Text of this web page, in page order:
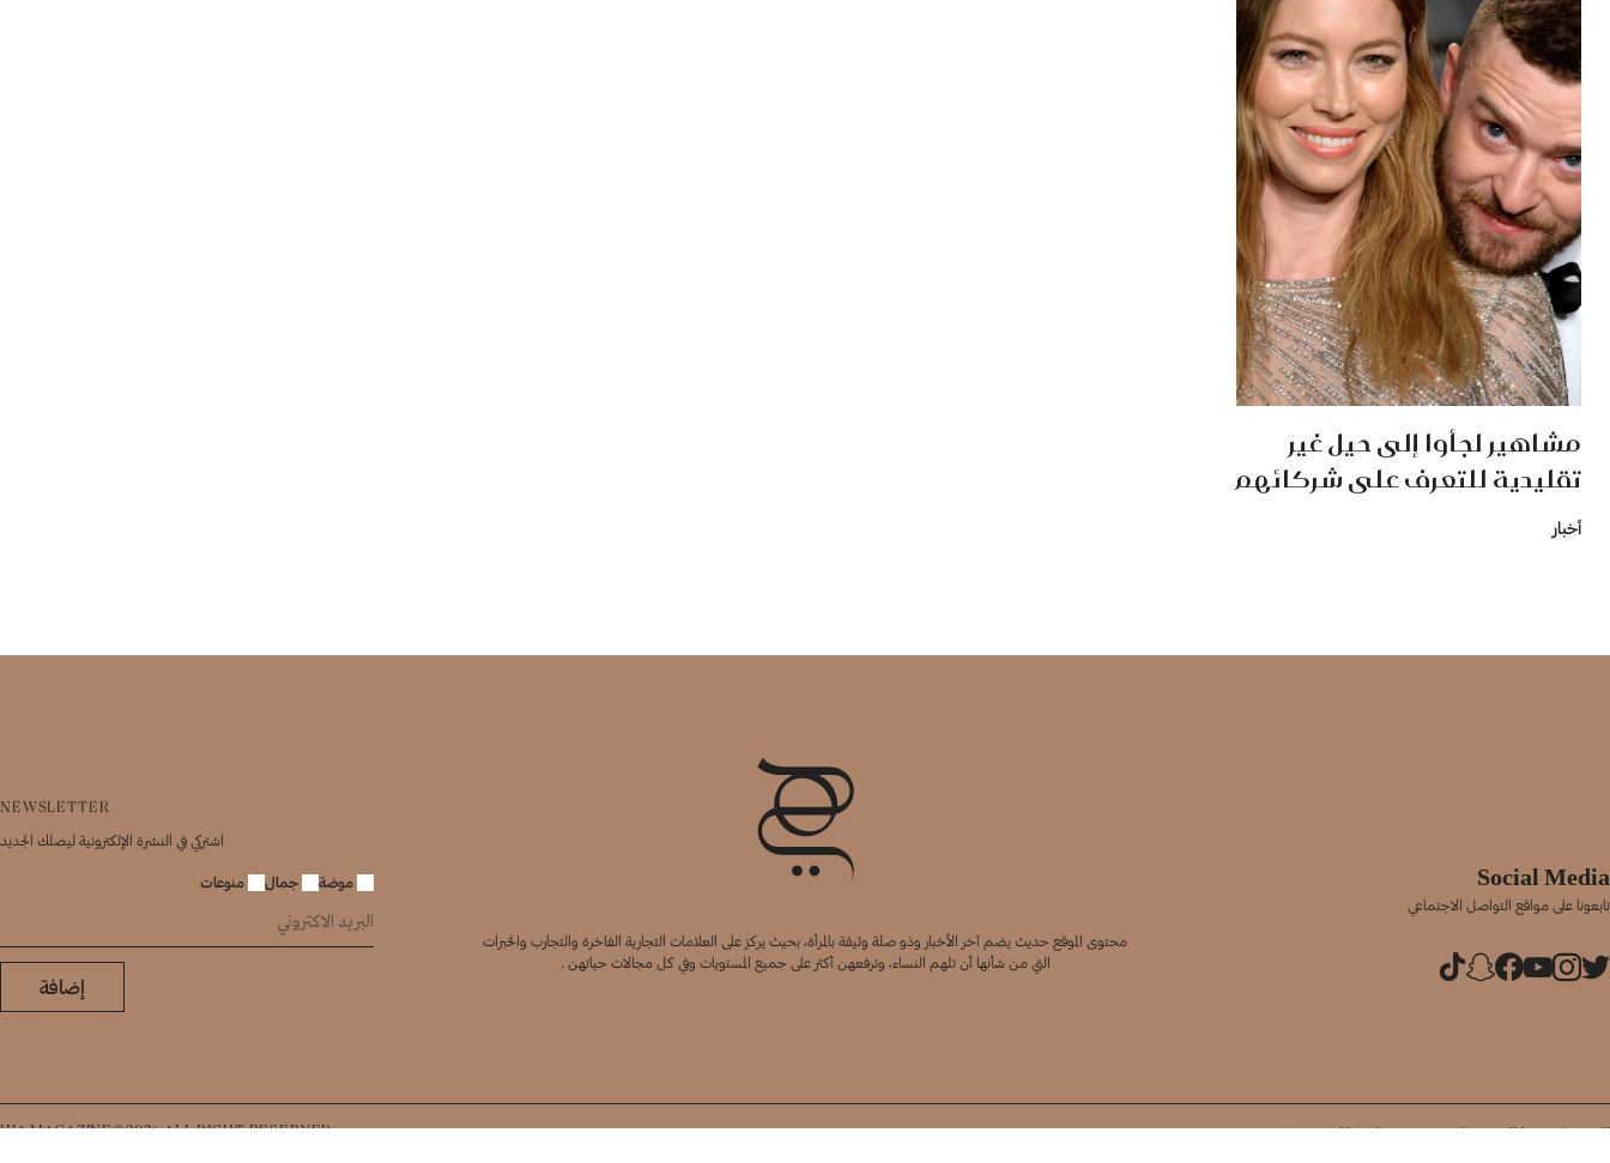
مشاهير لجأوا إلى حيل غير
تقليدية للتعرف على شركائهم
أخبار
NEWSLETTER
اشتركي في النشرة الإلكترونية ليصلك الجديد
موضة جمال منوعات
إضافة
محتوى الموقع حديث يضم آخر الأخبار وذو صلة وثيقة بالمرأة، بحيث يركز على العلامات التجارية الفاخرة والتجارب والخبرات
التي من شأنها أن تلهم النساء، وترفعهن أكثر على جميع المستويات وفي كل مجالات حياتهن .
Social Media
تابعونا على مواقع التواصل الاجتماعي
الرئيسيةشروط الإستخداممن نحنسياسة الخصوصية HIA MAGAZINE©2026 ALL RIGHT RESERVED